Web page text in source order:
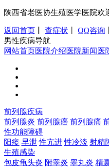
陕西省老医协生殖医学医院欢
返回首页 查症状 QQ咨询
男性疾病导航
网站首页医院介绍医院新闻 医
前列腺疾病
前列腺炎 前列腺癌 前列腺痛
性功能障碍
阳痿 早泄 性亢进 性冷淡 射精
生殖感染
包皮龟头炎 附睾炎 睾丸炎 精